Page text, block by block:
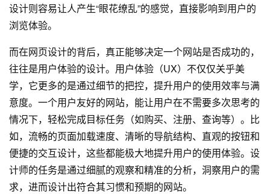
设计则容易让人产生“眼花缭乱”的感觉，直接影响到用户的
浏览体验。
而在网页设计的背后，真正能够决定一个网站是否成功的，
往往是用户体验的设计。用户体验（UX）不仅仅关乎美
学，它更多的是通过细节的把控，提升用户的使用效率与满
意度。一个用户友好的网站，能让用户在不需要多次思考的
情况下，轻松完成目标任务（如购买、注册、查询等）。比
如，流畅的页面加载速度、清晰的导航结构、直观的按钮和
便捷的交互设计，这些都能极大地提升用户的使用体验。设
计师的任务是通过细腻的观察和精准的分析，洞察用户的需
求，进而设计出符合其习惯和预期的网站。